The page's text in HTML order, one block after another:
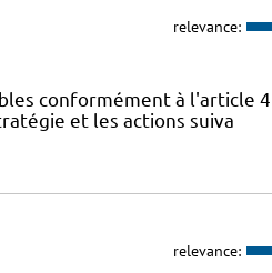
relevance:
conformément à l'article
et les actions suiva
relevance: